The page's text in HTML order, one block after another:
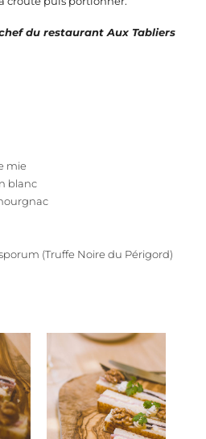
du restaurant Aux Tabliers
mie
blanc
(Truffe Noire du Périgord)